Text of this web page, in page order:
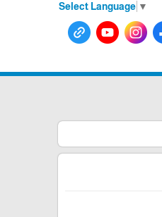
Select Language ▼